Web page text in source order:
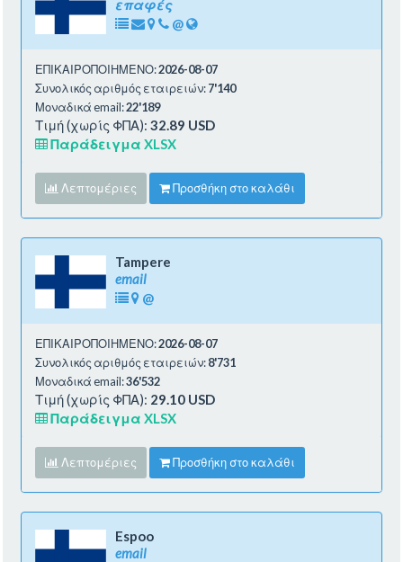
επαφές
@
ΕΠΙΚΑΙΡΟΠΟΙΗΜΕΝΟ:2026-08-07
Συνολικός αριθμός εταιρειών:7'140
Μοναδικά email:22'189
Τιμή (χωρίς ΦΠΑ): 32.89 USD
Παράδειγμα XLSX
Λεπτομέριες Προσθήκη στο καλάθι
Tampere
email
@
ΕΠΙΚΑΙΡΟΠΟΙΗΜΕΝΟ:2026-08-07
Συνολικός αριθμός εταιρειών:8'731
Μοναδικά email:36'532
Τιμή (χωρίς ΦΠΑ): 29.10 USD
Παράδειγμα XLSX
Λεπτομέριες Προσθήκη στο καλάθι
Espoo
email